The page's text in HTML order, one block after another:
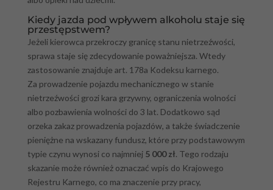
Kiedy jazda pod wpływem alkoholu staje się
przestępstwem?
Jeżeli kierowca przekroczy granicę stanu nietrzeźwości,
sprawa staje się zdecydowanie poważniejsza. Wtedy
zastosowanie znajduje art. 178a Kodeksu karnego.
Za prowadzenie pojazdu mechanicznego w stanie
nietrzeźwości grozi kara grzywny, ograniczenia wolności
albo pozbawienia wolności do 3 lat. Dodatkowo sąd
orzeka zakaz prowadzenia pojazdów, a także świadczenie
pieniężne na wskazany fundusz, które przy podstawowym
typie czynu wynosi co najmniej 5 000 zł. Tego rodzaju
skazanie może również oznaczać wpis do Krajowego
Rejestru Karnego, co ma znaczenie przy pracy,